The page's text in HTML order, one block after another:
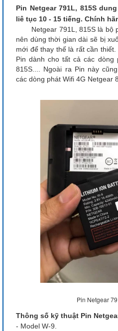
Pin Netgear 791L, 815S
liê tục 10 - 15 tiếng. Chính
Netgear 791L, 815S là bộ
nên dùng thời gian dài sẽ bị
mới để thay thế là rất cần
Pin dành cho tất cả các dòng
815S.... Ngoài ra Pin này
các dòng phát Wifi 4G Netgear
Pin Netgear
Thông số kỹ thuật Pin
- Model W-9.